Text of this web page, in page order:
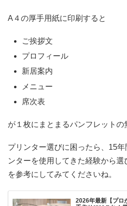
A４の厚手用紙に印刷すると
ご挨拶文
プロフィール
新居案内
メニュー
席次表
が１枚にまとまるパンフレットの
プリンター選びに困ったら、15
ンターを使用してきた経験から
を参考にしてみてくださいね。
2026年最新【プロ